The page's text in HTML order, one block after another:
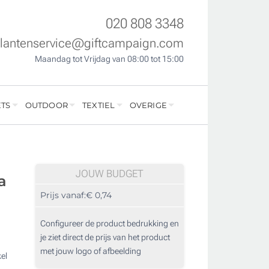
020 808 3348
Maandag tot Vrijdag van 08:00 tot 15:00
OUTDOOR TEXTIEL OVERIGE
JOUW BUDGET
Prijs vanaf:€ 0,74
Configureer de product bedrukking en
je ziet direct de prijs van het product
met jouw logo of afbeelding